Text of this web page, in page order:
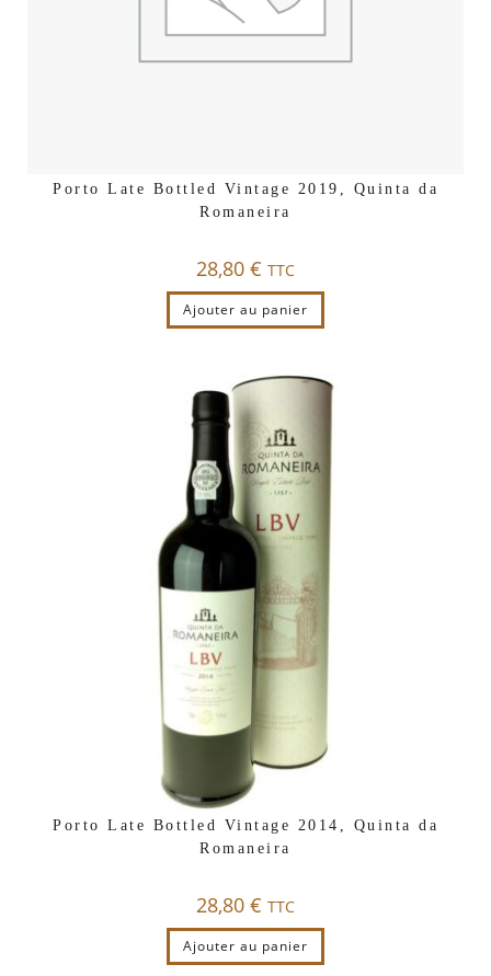
Porto Late Bottled Vintage 2019, Quinta da
Romaneira
28,80 € TTC
Ajouter au panier
Porto Late Bottled Vintage 2014, Quinta da
Romaneira
28,80 € TTC
Ajouter au panier